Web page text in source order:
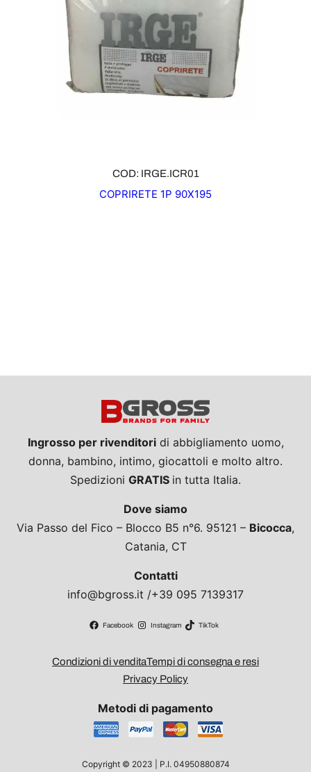
COD: IRGE.ICR01
COPRIRETE 1P 90X195
Ingrosso per rivenditoridi abbigliamento uomo,
donna, bambino, intimo, giocattoli e molto altro.
Spedizioni GRATIS in tutta Italia.
Dove siamo
Via Passo del Fico – Blocco B5 n°6. 95121 – Bicocca,
Catania, CT
Contatti
info@bgross.it /+39 095 7139317
Facebook Instagram TikTok
Condizioni di venditaTempi di consegna e resi
Privacy Policy
Metodi di pagamento
Copyright © 2023 | P.I. 04950880874